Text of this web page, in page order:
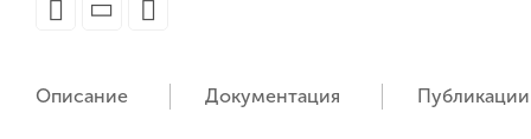
Описание Документация Публикации